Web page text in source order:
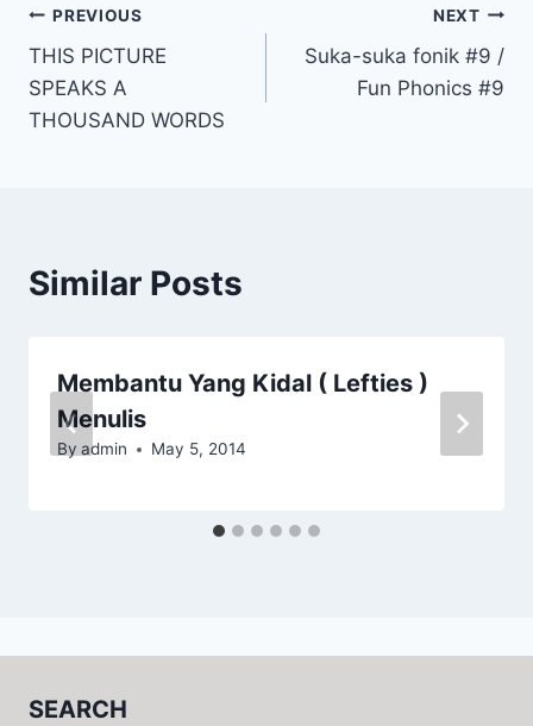
Post
navigation
PREVIOUS
THIS PICTURE
SPEAKS A
THOUSAND WORDS
NEXT
Suka-suka fonik #9 /
Fun Phonics #9
Similar Posts
Membantu Yang Kidal ( Lefties )
Menulis
By admin May 5, 2014
SEARCH